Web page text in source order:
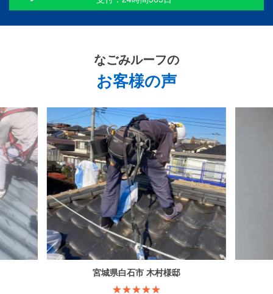
なごみルーフの
お客様の声
宮城県白石市 木村様邸